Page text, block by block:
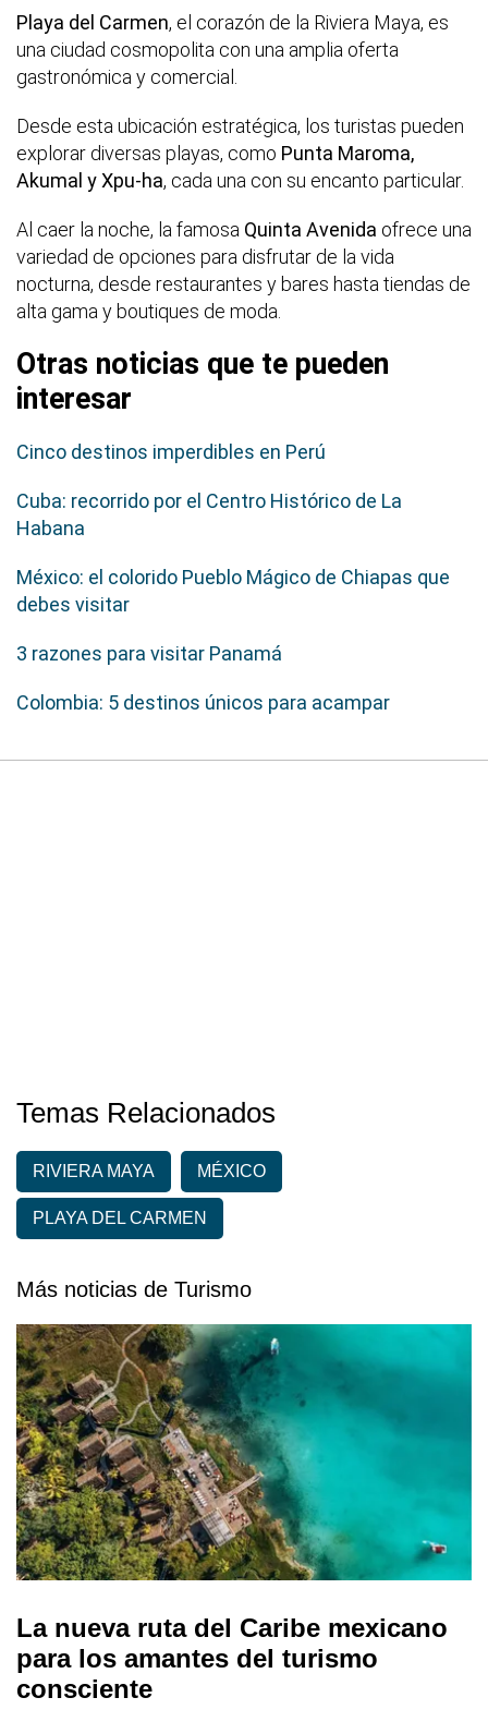
Playa del Carmen, el corazón de la Riviera Maya, es
una ciudad cosmopolita con una amplia oferta
gastronómica y comercial.
Desde esta ubicación estratégica, los turistas pueden
explorar diversas playas, como Punta Maroma,
Akumal y Xpu-ha, cada una con su encanto particular.
Al caer la noche, la famosa Quinta Avenida ofrece una
variedad de opciones para disfrutar de la vida
nocturna, desde restaurantes y bares hasta tiendas de
alta gama y boutiques de moda.
Otras noticias que te pueden
interesar
Cinco destinos imperdibles en Perú
Cuba: recorrido por el Centro Histórico de La
Habana
México: el colorido Pueblo Mágico de Chiapas que
debes visitar
3 razones para visitar Panamá
Colombia: 5 destinos únicos para acampar
Temas Relacionados
RIVIERA MAYA MÉXICO
PLAYA DEL CARMEN
Más noticias de Turismo
La nueva ruta del Caribe mexicano
para los amantes del turismo
consciente